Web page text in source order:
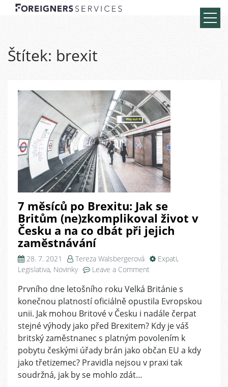
Štítek: brexit
7 měsíců po Brexitu: Jak se
Britům (ne)zkomplikoval život v
Česku a na co dbát při jejich
zaměstnávání
28. 7. 2021 Tereza Walsbergerová Expati,
Legislativa, Novinky Leave a Comment
měsíců
po
Brexitu:
Jak
Britům
(ne)zkomplikoval
život
Prvního dne letošního roku Velká Británie s
konečnou platností oficiálně opustila Evropskou
unii. Jak mohou Britové v Česku i nadále čerpat
stejné výhody jako před Brexitem? Kdy je váš
britský zaměstnanec s platným povolením k
pobytu českými úřady brán jako občan EU a kdy
jako třetizemec? Pravidla nejsou v praxi tak
soudržná, jak by se mohlo zdát…